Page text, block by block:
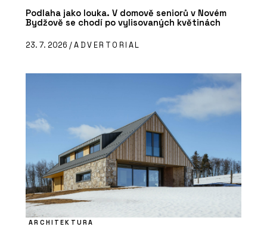
Podlaha jako louka. V domově seniorů v Novém
Bydžově se chodí po vylisovaných květinách
23. 7. 2026 /ADVERTORIAL
ARCHITEKTURA